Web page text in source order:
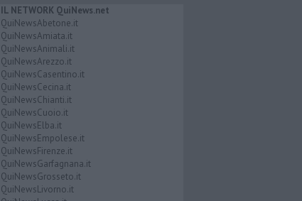
IL NETWORK QuiNews.net
QuiNewsAbetone.it
QuiNewsAmiata.it
QuiNewsAnimali.it
QuiNewsArezzo.it
QuiNewsCasentino.it
QuiNewsCecina.it
QuiNewsChianti.it
QuiNewsCuoio.it
QuiNewsElba.it
QuiNewsEmpolese.it
QuiNewsFirenze.it
QuiNewsGarfagnana.it
QuiNewsGrosseto.it
QuiNewsLivorno.it